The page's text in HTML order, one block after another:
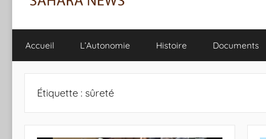
Sahara
News
l'info
sur
Accueil L’Autonomie Histoire Documents
Étiquette : sûreté